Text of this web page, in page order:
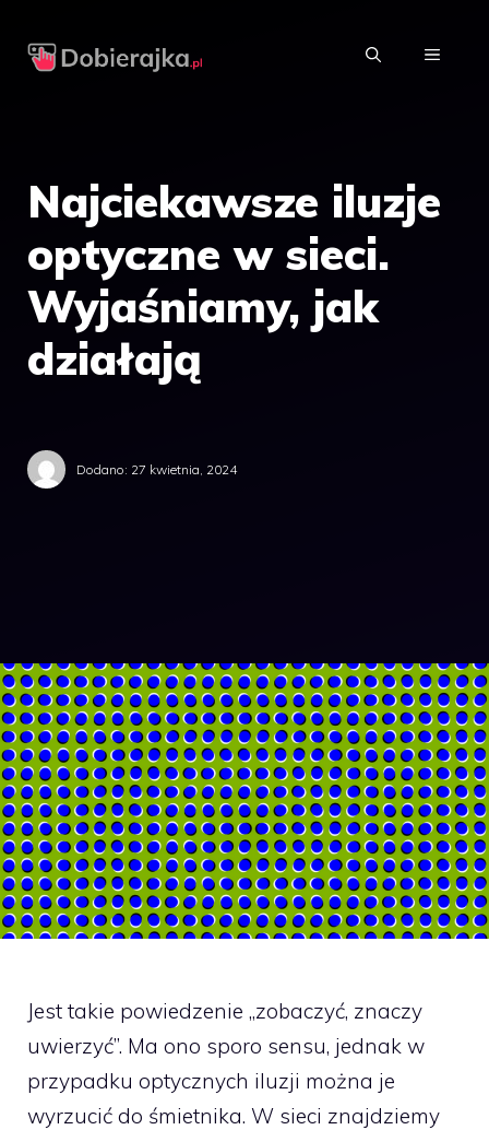
MENU
Najciekawsze iluzje
optyczne w sieci.
Wyjaśniamy, jak
działają
Dodano: 27 kwietnia, 2024
Jest takie powiedzenie „zobaczyć, znaczy
uwierzyć”. Ma ono sporo sensu, jednak w
przypadku optycznych iluzji można je
wyrzucić do śmietnika. W sieci znajdziemy